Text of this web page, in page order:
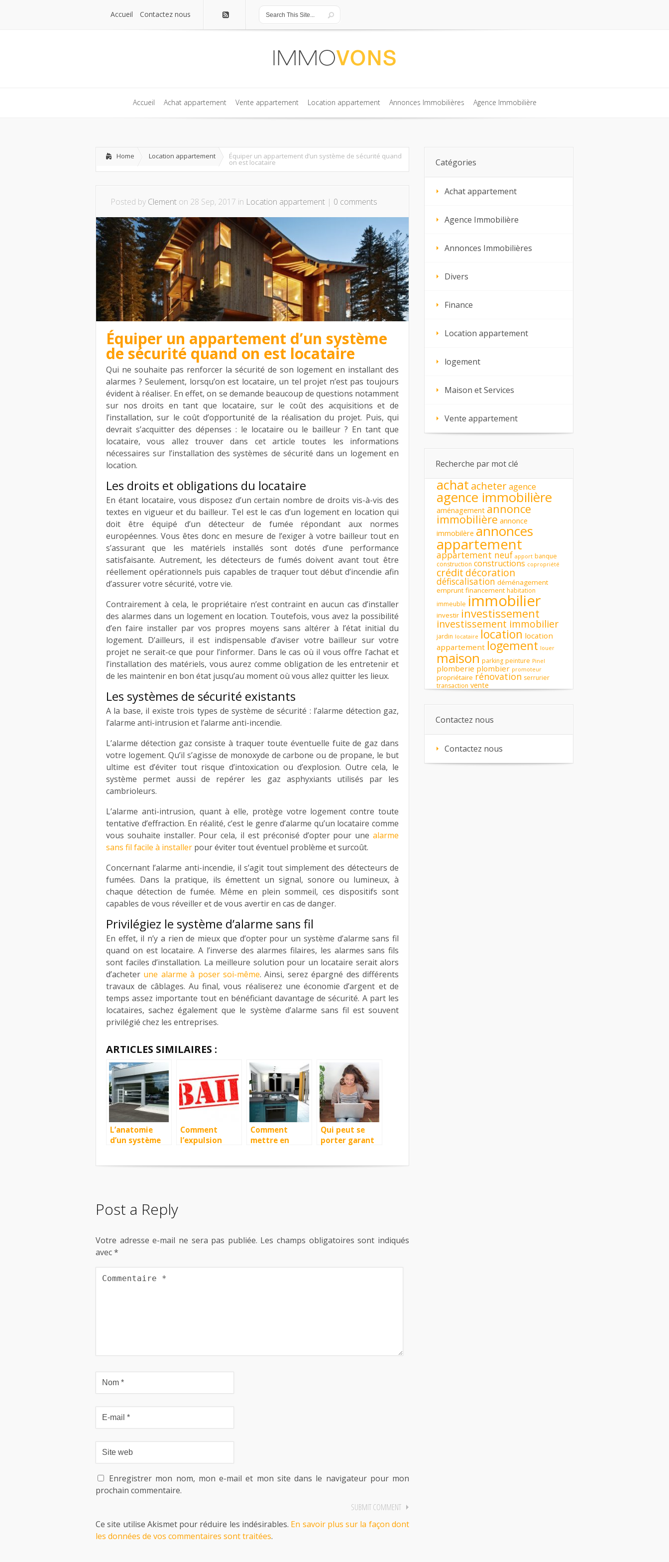
Accueil Contactez nous
Accueil Achat appartement Vente appartement Location appartement Annonces Immobilières Agence Immobilière
Home Location appartement Équiper un appartement d’un système de sécurité quand
on est locataire
Posted by Clement on 28 Sep, 2017 in Location appartement | 0 comments
Équiper un appartement d’un système
de sécurité quand on est locataire
Qui ne souhaite pas renforcer la sécurité de son logement en installant des
alarmes ? Seulement, lorsqu’on est locataire, un tel projet n’est pas toujours
évident à réaliser. En effet, on se demande beaucoup de questions notamment
sur nos droits en tant que locataire, sur le coût des acquisitions et de
l’installation, sur le coût d’opportunité de la réalisation du projet. Puis, qui
devrait s’acquitter des dépenses : le locataire ou le bailleur ? En tant que
locataire, vous allez trouver dans cet article toutes les informations
nécessaires sur l’installation des systèmes de sécurité dans un logement en
location.
Les droits et obligations du locataire
En étant locataire, vous disposez d’un certain nombre de droits vis-à-vis des
textes en vigueur et du bailleur. Tel est le cas d’un logement en location qui
doit être équipé d’un détecteur de fumée répondant aux normes
européennes. Vous êtes donc en mesure de l’exiger à votre bailleur tout en
s’assurant que les matériels installés sont dotés d’une performance
satisfaisante. Autrement, les détecteurs de fumés doivent avant tout être
réellement opérationnels puis capables de traquer tout début d’incendie afin
d’assurer votre sécurité, votre vie.
Contrairement à cela, le propriétaire n’est contraint en aucun cas d’installer
des alarmes dans un logement en location. Toutefois, vous avez la possibilité
d’en faire installer par vos propres moyens sans altérer à l’état initial du
logement. D’ailleurs, il est indispensable d’aviser votre bailleur sur votre
projet ne serait-ce que pour l’informer. Dans le cas où il vous offre l’achat et
l’installation des matériels, vous aurez comme obligation de les entretenir et
de les maintenir en bon état jusqu’au moment où vous allez quitter les lieux.
Les systèmes de sécurité existants
A la base, il existe trois types de système de sécurité : l’alarme détection gaz,
l’alarme anti-intrusion et l’alarme anti-incendie.
L’alarme détection gaz consiste à traquer toute éventuelle fuite de gaz dans
votre logement. Qu’il s’agisse de monoxyde de carbone ou de propane, le but
ultime est d’éviter tout risque d’intoxication ou d’explosion. Outre cela, le
système permet aussi de repérer les gaz asphyxiants utilisés par les
cambrioleurs.
L’alarme anti-intrusion, quant à elle, protège votre logement contre toute
tentative d’effraction. En réalité, c’est le genre d’alarme qu’un locataire comme
vous souhaite installer. Pour cela, il est préconisé d’opter pour une alarme
sans fil facile à installer pour éviter tout éventuel problème et surcoût.
Concernant l’alarme anti-incendie, il s’agit tout simplement des détecteurs de
fumées. Dans la pratique, ils émettent un signal, sonore ou lumineux, à
chaque détection de fumée. Même en plein sommeil, ces dispositifs sont
capables de vous réveiller et de vous avertir en cas de danger.
Privilégiez le système d’alarme sans fil
En effet, il n’y a rien de mieux que d’opter pour un système d’alarme sans fil
quand on est locataire. A l’inverse des alarmes filaires, les alarmes sans fils
sont faciles d’installation. La meilleure solution pour un locataire serait alors
d’acheter une alarme à poser soi-même. Ainsi, serez épargné des différents
travaux de câblages. Au final, vous réaliserez une économie d’argent et de
temps assez importante tout en bénéficiant davantage de sécurité. A part les
locataires, sachez également que le système d’alarme sans fil est souvent
privilégié chez les entreprises.
ARTICLES SIMILAIRES :
L’anatomie
d’un système
Comment
l’expulsion
Comment
mettre en
Qui peut se
porter garant
Post a Reply
Votre adresse e-mail ne sera pas publiée. Les champs obligatoires sont indiqués
avec*
Enregistrer mon nom, mon e-mail et mon site dans le navigateur pour mon
prochain commentaire.
Ce site utilise Akismet pour réduire les indésirables. En savoir plus sur la façon dont
les données de vos commentaires sont traitées.
Catégories
Achat appartement
Agence Immobilière
Annonces Immobilières
Divers
Finance
Location appartement
logement
Maison et Services
Vente appartement
Recherche par mot clé
achat acheteragence
agence immobilière
aménagement annonce
immobilière annonce
immobilère annonces
appartement
appartement neuf apport banque
construction constructions copropriété
crédit décoration
défiscalisation déménagement
emprunt financement habitation
immeuble immobilier
investir investissement
investissement immobilier
jardin locataire location location
appartement logement louer
maison parking peinture Pinel
plomberie plombier promoteur
propriétaire rénovation serrurier
transaction vente
Contactez nous
Contactez nous